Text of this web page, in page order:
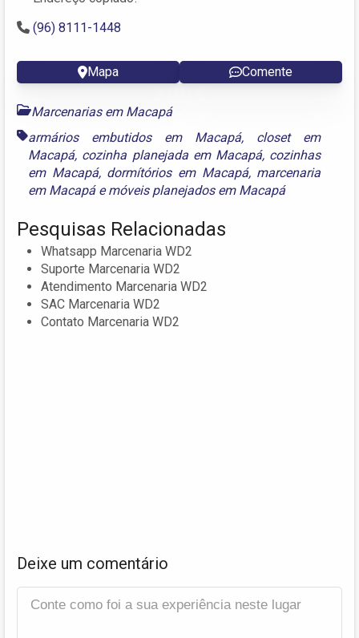
(96) 8111-1448
Mapa Comente
Marcenarias em Macapá
armários embutidos em Macapá, closet em
Macapá, cozinha planejada em Macapá, cozinhas
em Macapá, dormítórios em Macapá, marcenaria
em Macapáemóveis planejados em Macapá
Pesquisas Relacionadas
Whatsapp Marcenaria WD2
Suporte Marcenaria WD2
Atendimento Marcenaria WD2
SAC Marcenaria WD2
Contato Marcenaria WD2
Deixe um comentário